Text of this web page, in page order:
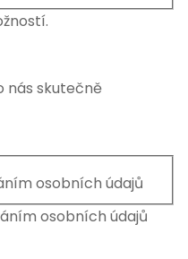
nás skutečně
osobních údajů
osobních údajů